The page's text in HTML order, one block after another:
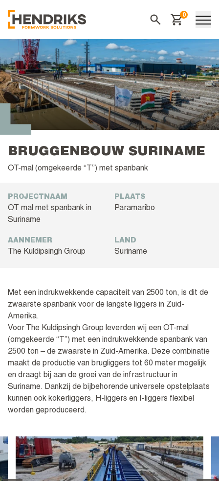
0
Winkelwagen
BRUGGENBOUW SURINAME
OT-mal (omgekeerde “T”) met spanbank
PROJECTNAAM
OT mal met spanbank in
Suriname
PLAATS
Paramaribo
AANNEMER
The Kuldipsingh Group
LAND
Suriname
Met een indrukwekkende capaciteit van 2500 ton, is dit de
zwaarste spanbank voor de langste liggers in Zuid-
Amerika.
Voor The Kuldipsingh Group leverden wij een OT-mal
(omgekeerde “T”) met een indrukwekkende spanbank van
2500 ton – de zwaarste in Zuid-Amerika. Deze combinatie
maakt de productie van brugliggers tot 60 meter mogelijk
en draagt bij aan de groei van de infrastructuur in
Suriname. Dankzij de bijbehorende universele opstelplaats
kunnen ook kokerliggers, H-liggers en I-liggers flexibel
worden geproduceerd.